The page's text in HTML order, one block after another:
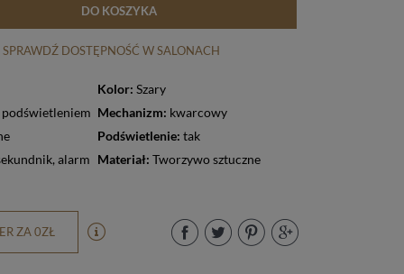
DO KOSZYKA
SPRAWDŹ DOSTĘPNOŚĆ W SALONACH
Kolor: Szary
podświetleniem Mechanizm: kwarcowy
Podświetlenie: tak
, alarm Materiał:Tworzywo sztuczne
ZA 0ZŁ